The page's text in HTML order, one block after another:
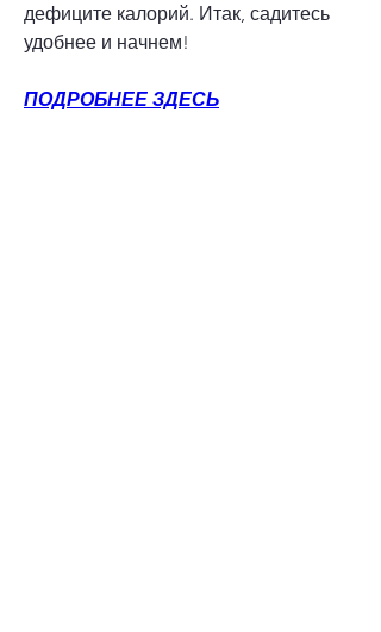
дефиците калорий. Итак, садитесь
удобнее и начнем!
ПОДРОБНЕЕ ЗДЕСЬ